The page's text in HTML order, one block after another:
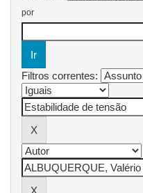
por
Filtros correntes: